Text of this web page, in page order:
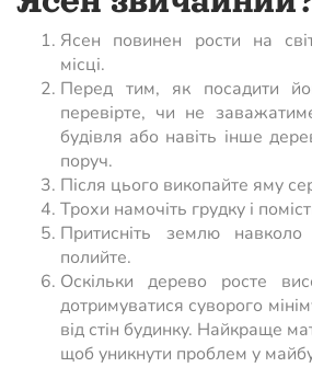
Ясен повинен рости на
місці.
Перед тим, як посадити
перевірте, чи не
будівля або навіть інше
поруч.
Після цього викопайте яму
Трохи намочіть грудку і
Притисніть землю
полийте.
Оскільки дерево росте
дотримуватися суворого
від стін будинку. Найкраще
щоб уникнути проблем у